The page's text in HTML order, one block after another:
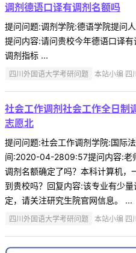
调剂德语口译有调剂名额吗
提问问题:调剂学院:德语学院提
提问内容:请问贵校今年德语口译
调剂指标 ...
四川外国语大学考研问题 本站小编 四
社会工作调剂社会工作全日制
志愿北
提问问题:社会工作调剂学院:国际
间:2020-04-2809:57提问内容:老
调剂名额确定了吗？本科计算机
到贵校吗？回复内容:该专业有少
定，请关注研究生院官网信息。 ...
四川外国语大学考研问题 本站小编 四